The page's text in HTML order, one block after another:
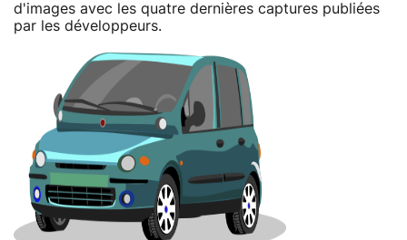
d'images avec les quatre dernières captures publiées
par les développeurs.